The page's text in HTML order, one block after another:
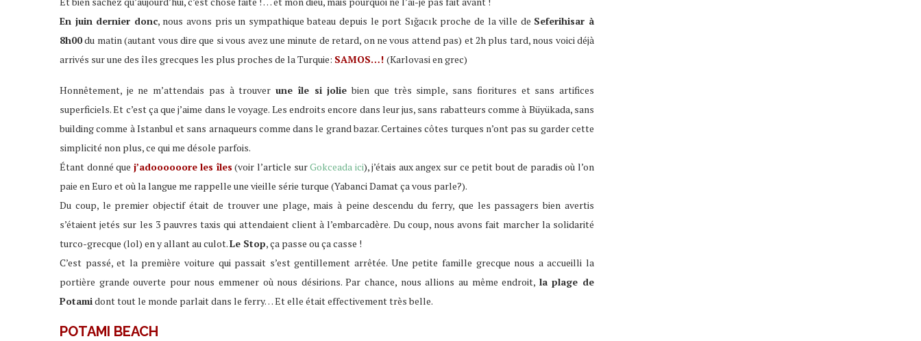
En juin dernier donc, nous avons pris un sympathique bateau depuis le port Sığacık proche de la ville de Seferihisar à
8h00du matin (autant vous dire que si vous avez une minute de retard, on ne vous attend pas) et 2h plus tard, nous voici déjà
arrivés sur une des îles grecques les plus proches de la Turquie: SAMOS…! (Karlovasi en grec)
Honnêtement, je ne m’attendais pas à trouverune île si jolie bien que très simple, sans fioritures et sans artifices
superficiels. Et c’est ça que j’aime dans le voyage. Les endroits encore dans leur jus, sans rabatteurs comme à Büyükada, sans
building comme à Istanbul et sans arnaqueurs comme dans le grand bazar. Certaines côtes turques n’ont pas su garder cette
simplicité non plus, ce qui me désole parfois.
Étant donné que j’adoooooore les îles (voir l’article surGokceada ici), j’étais aux angex sur ce petit bout de paradis où l’on
paie en Euro et où la langue me rappelle une vieille série turque (Yabanci Damat ça vous parle?).
Du coup, le premier objectif était de trouver une plage, mais à peine descendu du ferry, que les passagers bien avertis
s’étaient jetés sur les 3 pauvres taxis qui attendaient client à l’embarcadère. Du coup, nous avons fait marcher la solidarité
turco-grecque (lol) en y allant au culot.Le Stop, ça passe ou ça casse !
C’est passé, et la première voiture qui passait s’est gentillement arrêtée. Une petite famille grecque nous a accueilli la
portière grande ouverte pour nous emmener où nous désirions. Par chance, nous allions au même endroit, la plage de
Potamidont tout le monde parlait dans le ferry… Et elle était effectivement très belle.
POTAMI BEACH